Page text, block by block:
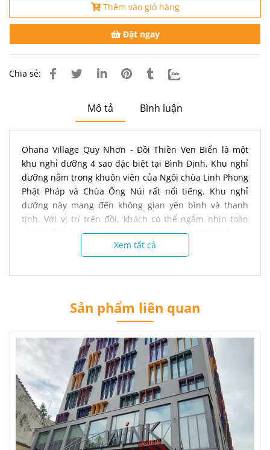
Thêm vào giỏ hàng
Đặt ngay
Chia sẻ:
Mô tả Bình luận
Ohana Village Quy Nhơn - Đồi Thiền Ven Biển là một
khu nghỉ dưỡng 4 sao đặc biệt tại Bình Định. Khu nghỉ
dưỡng nằm trong khuôn viên của Ngôi chùa Linh Phong
Phật Pháp và Chùa Ông Núi rất nổi tiếng. Khu nghỉ
dưỡng này mang đến không gian yên bình và thanh
tịnh. Với vị trí trên đồi, khách có thể ngắm nhìn toàn
cảnh biển cả và thư giãn trong không khí trong lành.
Ohana Village Quy Nhơn cam kết mang đến cho khách
hàng trải nghiệm chất lượng cao với dịch vụ chuyên
nghiệp và thân thiện. Chúng tôi luôn đảm bảo rằng mọi
yêu cầu của khách hàng sẽ được đáp ứng và mang lại
Xem tất cả
Sản phẩm liên quan